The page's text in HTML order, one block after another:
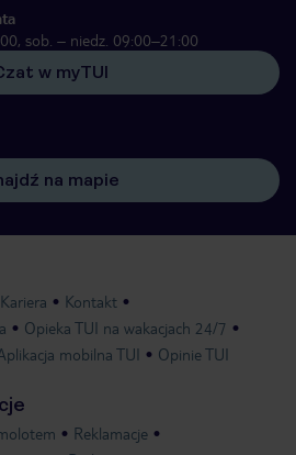
sob. – niedz. 09:00–21:00
w myTUI
na mapie
Kariera
Kontakt
Opieka TUI na wakacjach 24/7
mobilna TUI Opinie TUI
Reklamacje